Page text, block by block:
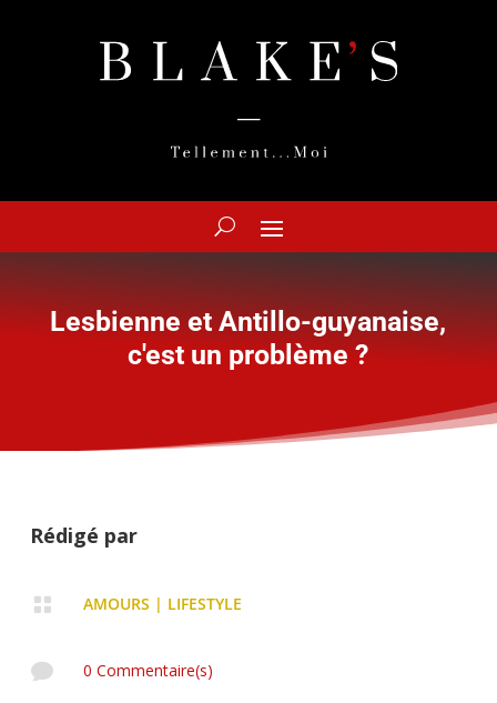
Lesbienne et Antillo-guyanaise,
c'est un problème ?
Rédigé par
 AMOURS | LIFESTYLE
 0 Commentaire(s)